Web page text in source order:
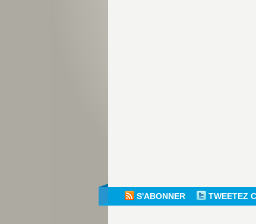
S'ABONNER TWEETEZ